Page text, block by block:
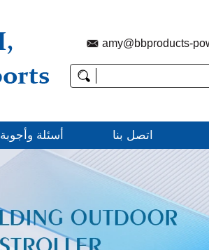
amy@bbproducts-
أسئلة وأجوبة اتصل بنا